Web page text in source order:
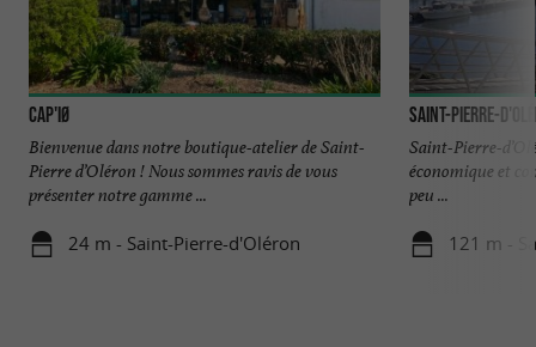
CAP'IØ
Bienvenue dans notre boutique-atelier de Saint-
Pierre d’Oléron ! Nous sommes ravis de vous
présenter notre gamme ...
24 m - Saint-Pierre-d'Oléron
Saint-Pierre-
Saint-Pierre-
économique et
peu ...
121 m -